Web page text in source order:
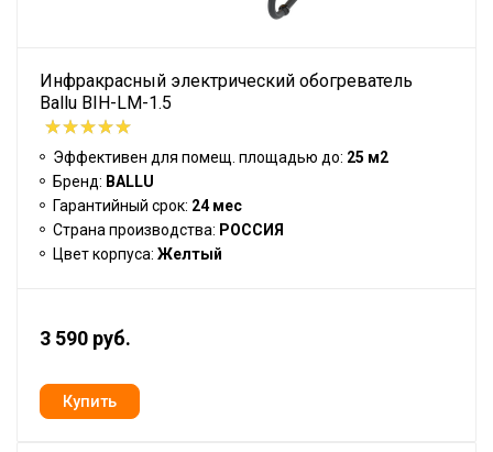
Инфракрасный электрический обогреватель
Ballu BIH-LM-1.5
Эффективен для помещ. площадью до: 25 м2
Бренд: BALLU
Гарантийный срок: 24 мес
Страна производства: РОССИЯ
Цвет корпуса: Желтый
3 590 руб.